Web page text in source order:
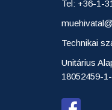
Tel: +36-1-
Technikai
Unitárius
18052459-